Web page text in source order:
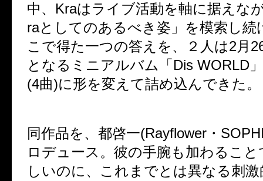
中、Kraはライブ活動を軸に据えな
raとしてのあるべき姿」を模索し続
こで得た一つの答えを、２人は2月
となるミニアルバム「Dis WORLD
(4曲)に形を変えて詰め込んできた。
同作品を、都啓一(Rayflower・
ロデュース。彼の手腕も加わること
しいのに、これまでとは異なる刺